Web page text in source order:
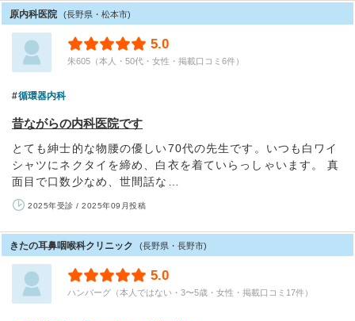
原内科医院 (長野県・松本市)
5.0
朱605（本人・50代・女性・掲載口コミ6件）
循環器内科
昔ながらの内科医院です
とても紳士的な物腰の優しい70代の先生です。いつも白ワイ
シャツにネクタイを締め、白衣を着ていらっしゃいます。 真
面目で口数少なめ、世間話な…
2025年受診 / 2025年09月投稿
きたの耳鼻咽喉科クリニック (長野県・長野市)
5.0
ハンバーグ（本人ではない・3〜5歳・女性・掲載口コミ17件）